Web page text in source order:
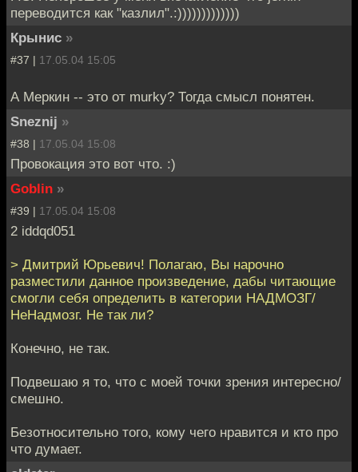
переводится как "казлил".:)))))))))))))
Крынис »
#37 | 17.05.04 15:05
А Меркин -- это от murky? Тогда смысл понятен.
Sneznij »
#38 | 17.05.04 15:08
Провокация это вот что. :)
Goblin »
#39 | 17.05.04 15:08
2 iddqd051
> Дмитрий Юрьевич! Полагаю, Вы нарочно
разместили данное произведение, дабы читающие
смогли себя определить в категории НАДМОЗГ/
НеНадмозг. Не так ли?
Конечно, не так.
Подвешаю я то, что с моей точки зрения интересно/
смешно.
Безотносительно того, кому чего нравится и кто про
что думает.